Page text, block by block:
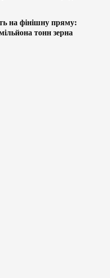
на фінішну пряму:
тонн зерна